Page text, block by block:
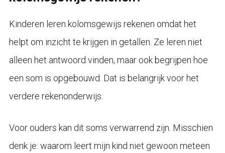
Kinderen leren kolomsgewijs rekenen omdat het
helpt om inzicht te krijgen in getallen. Ze leren niet
alleen het antwoord vinden, maar ook begrijpen hoe
een som is opgebouwd. Dat is belangrijk voor het
verdere rekenonderwijs.
Voor ouders kan dit soms verwarrend zijn. Misschien
denk je: waarom leert mijn kind niet gewoon meteen